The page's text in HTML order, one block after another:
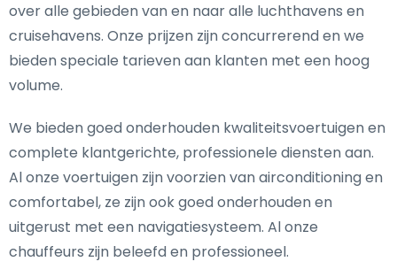
over alle gebieden van en naar alle luchthavens en
cruisehavens. Onze prijzen zijn concurrerend en we
bieden speciale tarieven aan klanten met een hoog
volume.
We bieden goed onderhouden kwaliteitsvoertuigen en
complete klantgerichte, professionele diensten aan.
Al onze voertuigen zijn voorzien van airconditioning en
comfortabel, ze zijn ook goed onderhouden en
uitgerust met een navigatiesysteem. Al onze
chauffeurs zijn beleefd en professioneel.